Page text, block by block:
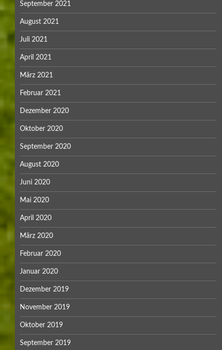
September 2021
August 2021
Juli 2021
April 2021
März 2021
Februar 2021
Dezember 2020
Oktober 2020
September 2020
August 2020
Juni 2020
Mai 2020
April 2020
März 2020
Februar 2020
Januar 2020
Dezember 2019
November 2019
Oktober 2019
September 2019